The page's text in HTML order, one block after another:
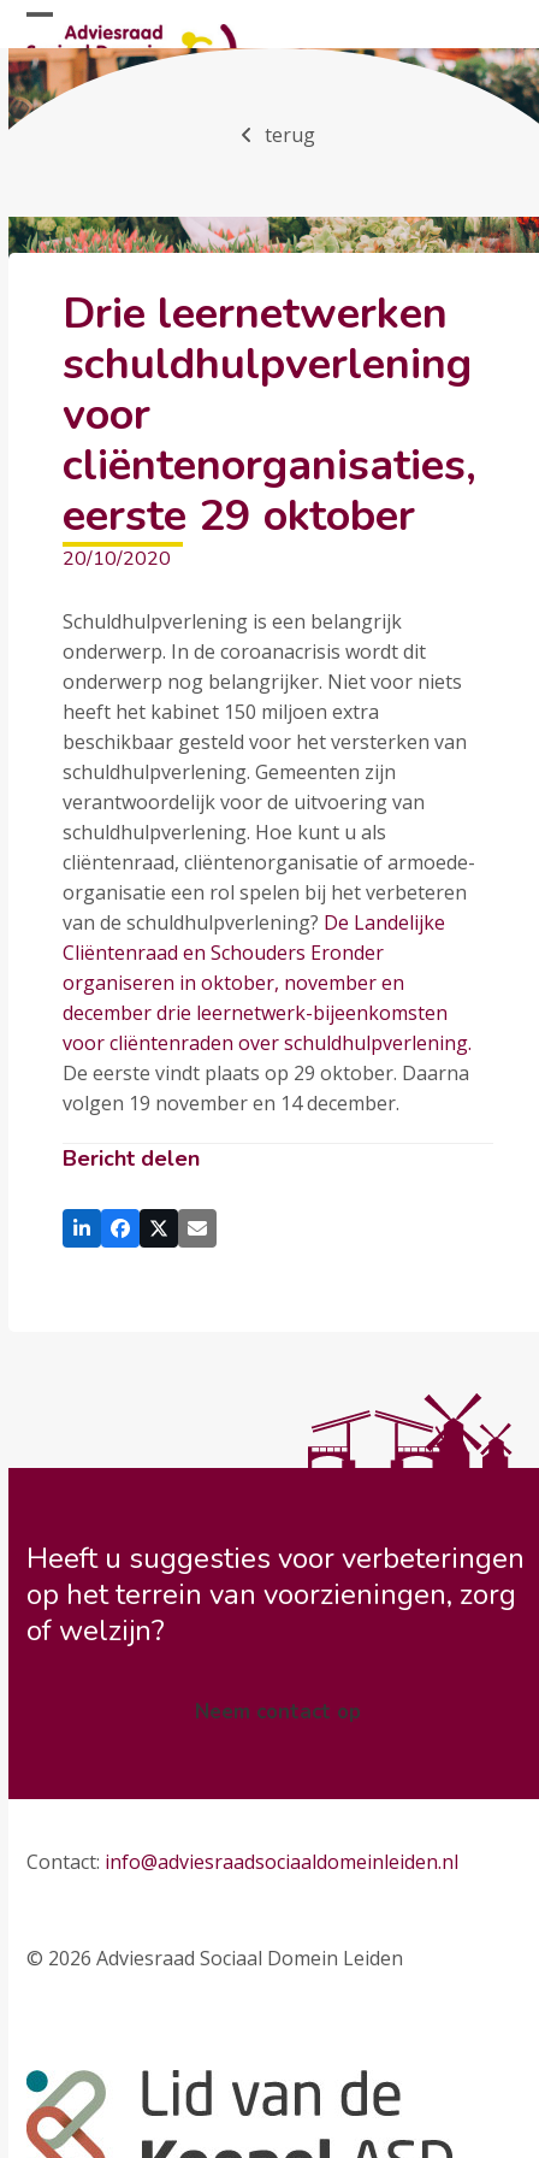
Skip
to
content
Open
mobile
menu
Close
mobile
menu
terug
Drie leernetwerken
schuldhulpverlening
voor
cliëntenorganisaties,
eerste 29 oktober
20/10/2020
Schuldhulpverlening is een belangrijk
onderwerp. In de coroanacrisis wordt dit
onderwerp nog belangrijker. Niet voor niets
heeft het kabinet 150 miljoen extra
beschikbaar gesteld voor het versterken van
schuldhulpverlening. Gemeenten zijn
verantwoordelijk voor de uitvoering van
schuldhulpverlening. Hoe kunt u als
cliëntenraad, cliëntenorganisatie of armoede-
organisatie een rol spelen bij het verbeteren
van de schuldhulpverlening? De Landelijke
Cliëntenraad en Schouders Eronder
organiseren in oktober, november en
december drie leernetwerk-bijeenkomsten
voor cliëntenraden over schuldhulpverlening.
De eerste vindt plaats op 29 oktober. Daarna
volgen 19 november en 14 december.
Bericht delen
Heeft u suggesties voor verbeteringen
op het terrein van voorzieningen, zorg
of welzijn?
Neem contact op
Contact: info@adviesraadsociaaldomeinleiden.nl
© 2026 Adviesraad Sociaal Domein Leiden